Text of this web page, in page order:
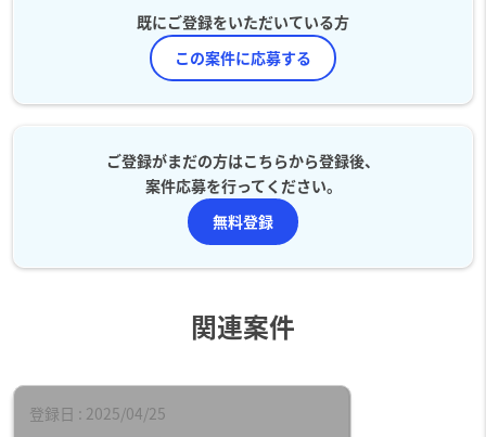
既にご登録をいただいている方
この案件に応募する
ご登録がまだの方はこちらから登録後、
案件応募を行ってください。
無料登録
関連案件
登録日 2025/04/25